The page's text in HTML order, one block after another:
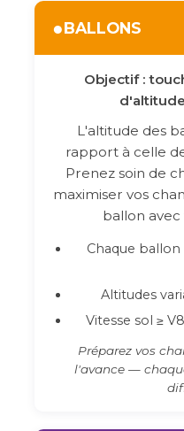
●BALLONS
Objectif :
L'altitude des
rapport à celle
Prenez soin de
maximiser vos
ballon avec
Chaque
Altitudes
Vitesse sol ≥
Préparez vos
l'avance —